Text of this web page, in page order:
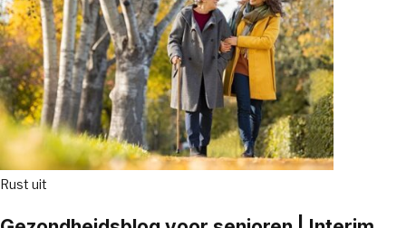
Rust uit